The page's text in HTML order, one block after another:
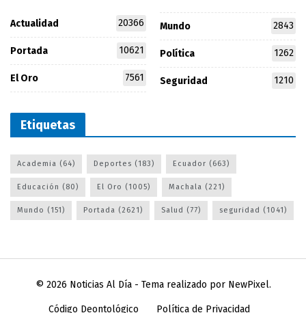
Actualidad 20366
Portada 10621
El Oro 7561
Mundo 2843
Política 1262
Seguridad 1210
Etiquetas
Academia (64) Deportes (183) Ecuador (663)
Educación (80) El Oro (1005) Machala (221)
Mundo (151) Portada (2621) Salud (77) seguridad (1041)
© 2026 Noticias Al Día- Tema realizado por NewPixel.
Código Deontológico Política de Privacidad